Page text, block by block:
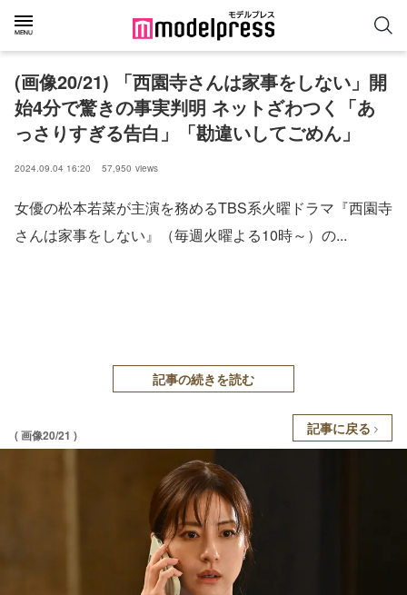
(画像20/21) 「西園寺さんは家事をしない」開
始4分で驚きの事実判明 ネットざわつく「あ
っさりすぎる告白」「勘違いしてごめん」
2024.09.04 16:20 57,950 views
女優の松本若菜が主演を務めるTBS系火曜ドラマ『西園寺
さんは家事をしない』（毎週火曜よる10時～）の...
記事の続きを読む
( 画像20/21 ) 記事に戻る